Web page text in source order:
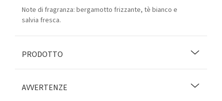
Note di fragranza: bergamotto frizzante, tè bianco e
salvia fresca.
PRODOTTO
AVVERTENZE